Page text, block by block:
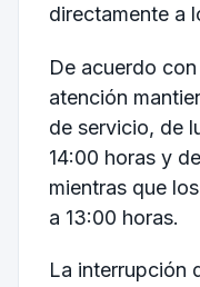
directamente a
De acuerdo
atención
de servicio, de
14:00 horas y
mientras que
a 13:00 horas.
La interrupción